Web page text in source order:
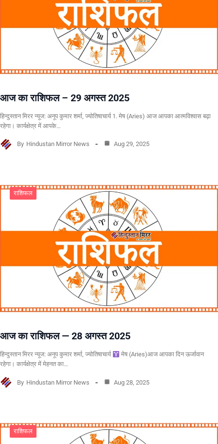
आज का राशिफल – 29 अगस्त 2025
हिन्दुस्तान मिरर न्यूज: अनूप कुमार शर्मा, ज्योतिषाचार्य 1. मेष (Aries) आज आपका आत्मविश्वास बढ़ा
रहेगा। कार्यक्षेत्र में आपके…
By Hindustan Mirror News Aug 29, 2025
राशिफल
आज का राशिफल — 28 अगस्त 2025
हिन्दुस्तान मिरर न्यूज: अनूप कुमार शर्मा, ज्योतिषाचार्य
मेष (Aries)आज आपका दिन ऊर्जावान
रहेगा। कार्यक्षेत्र में मेहनत का…
By Hindustan Mirror News Aug 28, 2025
राशिफल